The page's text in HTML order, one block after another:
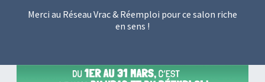
Merci au Réseau Vrac & Réemploi pour ce salon riche
en sens !